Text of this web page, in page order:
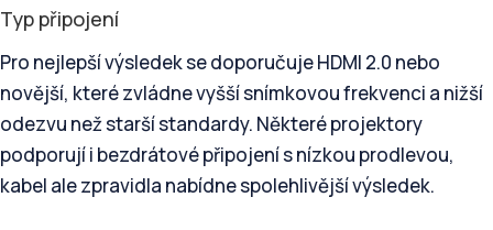
Typ připojení
Pro nejlepší výsledek se doporučuje HDMI 2.0 nebo
novější, které zvládne vyšší snímkovou frekvenci a nižší
odezvu než starší standardy. Některé projektory
podporují i bezdrátové připojení s nízkou prodlevou,
kabel ale zpravidla nabídne spolehlivější výsledek.